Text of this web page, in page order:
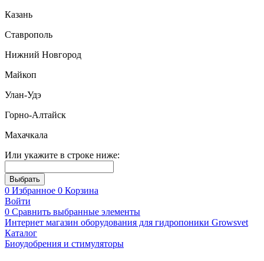
Казань
Ставрополь
Нижний Новгород
Майкоп
Улан-Удэ
Горно-Алтайск
Махачкала
Или укажите в строке ниже:
0 Избранное 0 Корзина
Войти
0 Сравнить выбранные элементы
Интернет магазин оборудования для гидропоники Growsvet
Каталог
Биоудобрения и стимуляторы